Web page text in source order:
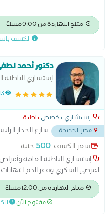
متاح النهاردة من 9:00 مساءً
الكشف
دكتور أحمد
إستشاري الباطنة
إستشاري تخصصباطنة
مصر الجديدة شارع الحجاز
سعر الكشف:500 جنيه
إستشاري الباطنة العامة
لمرضى السكري وفقر الدم
الباطنة العامة امراض الجهاز
وعلاج حالات ارتجاع المريء
متاح النهاردة من 12:00 مساءً
مفتوح الآن